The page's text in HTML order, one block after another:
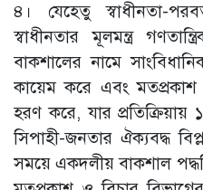
৪। যেহেতু স্বাধীনতা-
স্বাধীনতার মূলমন্ত্র
বাকশালের নামে
কায়েম করে এবং মতপ্রকাশ
হরণ করে, যার
সিপাহী-জনতার ঐক্যবদ্ধ
সময়ে একদলীয় বাকশাল